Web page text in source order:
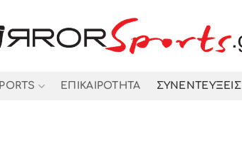
ΕΠΙΚΑΙΡΟΤΗΤΑ ΣΥΝΕΝΤΕΥΞΕΙΣ